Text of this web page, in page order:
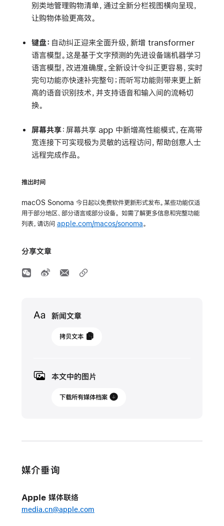
别类地管理购物清单，通过全新分栏视图横向呈现，
让购物体验更高效。
键盘： 自动纠正迎来全面升级，新增 transformer
语言模型。这是基于文字预测的先进设备端机器学习
语言模型，改进准确度。全新设计令纠正更容易，实时
完句功能亦快速补完整句；而听写功能则带来更上新
高的语音识别技术，并支持语音和输入间的流畅切
换。
屏幕共享：屏幕共享 app 中新增高性能模式，在高带
宽连接下可实现极为灵敏的远程访问，帮助创意人士
远程完成作品。
推出时间
macOS Sonoma 今日起以免费软件更新形式发布。某些功能仅适
用于部分地区、部分语言或部分设备。 如需了解更多信息和完整功能
列表，请访问 apple.com/macos/sonoma。
分享文章
新闻文章
2023
月
今
推
出
拷贝文本
本文中的图片
下载所有媒体档案
媒介垂询
Apple 媒体联络
media.cn@apple.com